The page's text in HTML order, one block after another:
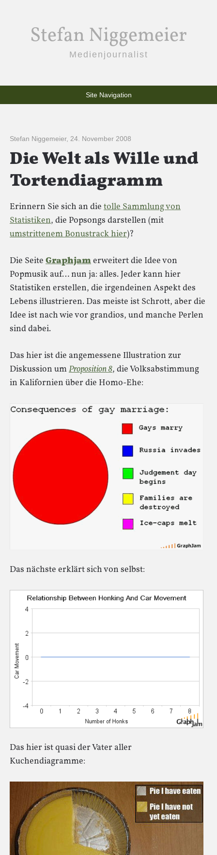
Stefan Niggemeier
Medienjournalist
Site Navigation
Stefan Niggemeier, 24. November 2008
Die Welt als Wille und
Tortendiagramm
Erinnern Sie sich an die tolle Sammlung von
Statistiken, die Popsongs darstellen (mit
umstrittenem Bonustrack hier)?
Die Seite Graphjamerweitert die Idee von
Popmusik auf… nun ja: alles. Jeder kann hier
Statistiken erstellen, die irgendeinen Aspekt des
Lebens illustrieren. Das meiste ist Schrott, aber die
Idee ist nach wie vor grandios, und manche Perlen
sind dabei.
Das hier ist die angemessene Illustration zur
Diskussion umProposition 8, die Volksabstimmung
in Kalifornien über die Homo-Ehe:
Das nächste erklärt sich von selbst:
Das hier ist quasi der Vater aller
Kuchendiagramme: